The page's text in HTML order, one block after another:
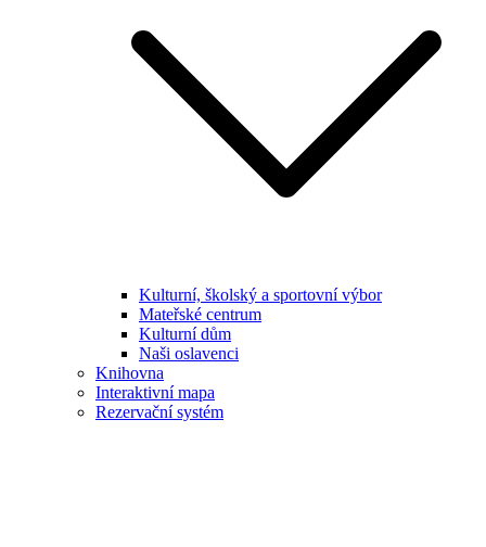
Kulturní, školský a sportovní výbor
Mateřské centrum
Kulturní dům
Naši oslavenci
Knihovna
Interaktivní mapa
Rezervační systém